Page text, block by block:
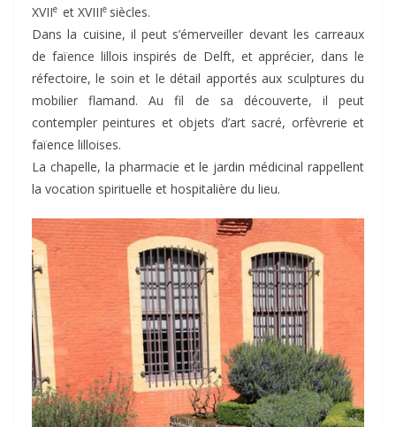
XVIIe et XVIIIe siècles.
Dans la cuisine, il peut s’émerveiller devant les carreaux
de faïence lillois inspirés de Delft, et apprécier, dans le
réfectoire, le soin et le détail apportés aux sculptures du
mobilier flamand. Au fil de sa découverte, il peut
contempler peintures et objets d’art sacré, orfèvrerie et
faïence lilloises.
La chapelle, la pharmacie et le jardin médicinal rappellent
la vocation spirituelle et hospitalière du lieu.